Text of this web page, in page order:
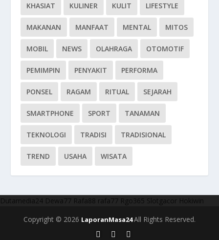
KHASIAT KULINER KULIT LIFESTYLE
MAKANAN MANFAAT MENTAL MITOS
MOBIL NEWS OLAHRAGA OTOMOTIF
PEMIMPIN PENYAKIT PERFORMA
PONSEL RAGAM RITUAL SEJARAH
SMARTPHONE SPORT TANAMAN
TEKNOLOGI TRADISI TRADISIONAL
TREND USAHA WISATA
Dutamedia24 Dewa77 Rafa88 rafa77 Rgo365 Slotgacor Hokiwin
Copyright © 2026 LaporanMasa24All Rights Reserved.